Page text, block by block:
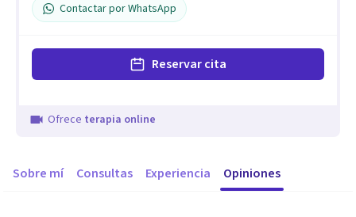
Contactar por WhatsApp
Reservar cita
Ofrece terapia online
Sobre mí Consultas Experiencia Opiniones